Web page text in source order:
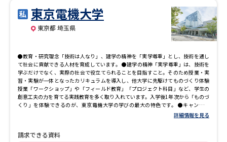
東京電機大学
東京都 埼玉県
●教育・研究理念「技術は人なり」、建学の精神を「実学尊重」とし、技術を通し
て社会に貢献できる人材を育成しています。 ●建学の精神「実学尊重」は、技術を
学ぶだけでなく、実際の社会で役立てられることを目指すこと。そのため授業・実
習・実験が一体となったカリキュラムを導入し、他大学に先駆けてものづくり体験
授業「ワークショップ」や「フィールド教育」「プロジェクト科目」など、学生の
創意工夫の力を育てる実践教育を多く取り入れています。入学後1年次から「ものづ
くり」を体験できるのが、東京電機大学の学びの最大の特色です。 ●キャンパス
は、東京千住キャンパスと埼玉鳩山キャンパスの2つになり、入学した学部によりキ
ンパス：理工学部
詳細情報を見る
請求できる資料